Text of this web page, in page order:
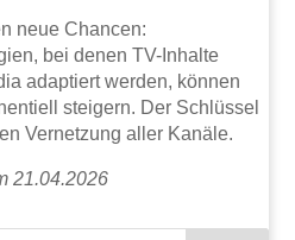
neue Chancen:
bei denen TV-Inhalte
adaptiert werden, können
steigern. Der Schlüssel
Vernetzung aller Kanäle.
21.04.2026